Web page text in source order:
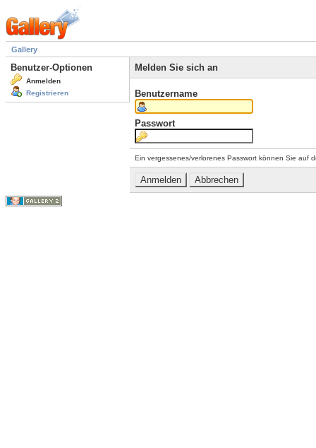
Gallery
Benutzer-Optionen
Anmelden
Registrieren
Melden Sie sich an
Benutzername
Passwort
Ein vergessenes/verlorenes Passwort können Sie auf